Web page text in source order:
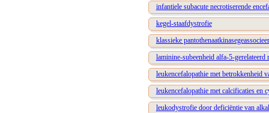
infantiele subacute necrotiserende
kegel-staafdystrofie
klassieke
laminine-subeenheid alfa-5-
leukencefalopathie met betrokkenheid
leukencefalopathie met calcificaties en
leukodystrofie door deficiëntie van